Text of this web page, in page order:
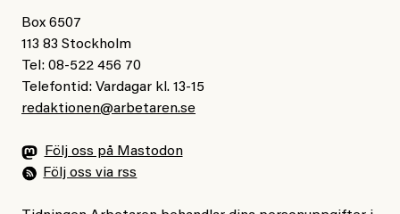
Box 6507
113 83 Stockholm
Tel: 08-522 456 70
Telefontid: Vardagar kl. 13-15
redaktionen@arbetaren.se
Följ oss på Mastodon
Följ oss via rss